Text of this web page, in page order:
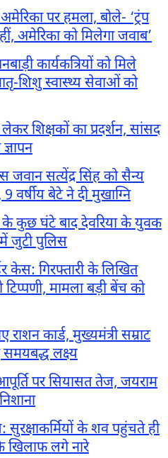
पर हमला, बोले- ‘ट्रंप
अमेरिका को मिलेगा जवाब’
कार्यकत्रियों को मिले
शिशु स्वास्थ्य सेवाओं को
शिक्षकों का प्रदर्शन, सांसद
जवान सत्येंद्र सिंह को सैन्य
वर्षीय बेटे ने दी मुखाग्नि
के कुछ घंटे बाद देवरिया के युवक
में जुटी पुलिस
केस: गिरफ्तारी के लिखित
टिप्पणी, मामला बड़ी बेंच को
कार्ड, मुख्यमंत्री सम्राट
समयबद्ध लक्ष्य
पर सियासत तेज, जयराम
सुरक्षाकर्मियों के शव पहुंचते ही
खिलाफ लगे नारे